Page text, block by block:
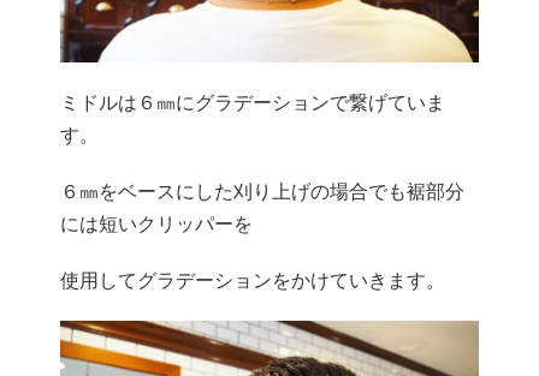
ミドルは６㎜にグラデーションで繋げていま
す。
６㎜をベースにした刈り上げの場合でも裾部分
には短いクリッパーを
使用してグラデーションをかけていきます。